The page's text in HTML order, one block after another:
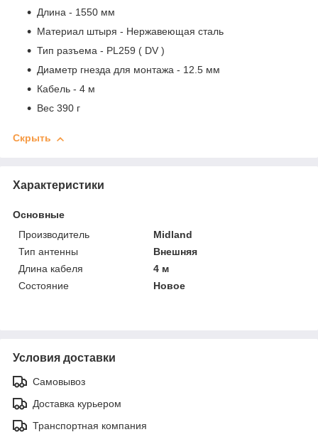
Длина - 1550 мм
Материал штыря - Нержавеющая сталь
Тип разъема - PL259 ( DV )
Диаметр гнезда для монтажа - 12.5 мм
Кабель - 4 м
Вес 390 г
Скрыть
Характеристики
Основные
Производитель
Midland
Тип антенны
Внешняя
Длина кабеля
4 м
Состояние
Новое
Условия доставки
Самовывоз
Доставка курьером
Транспортная компания